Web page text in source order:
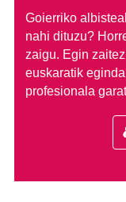
Goierriko
nahi dituzu?
zaigu. Egin
euskaratik
profesionala